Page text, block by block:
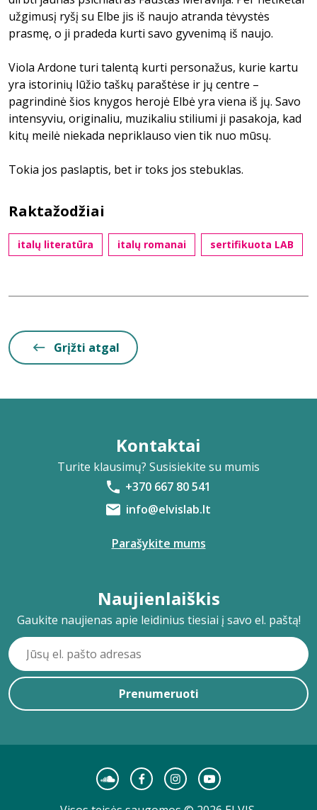
užgimusį ryšį su Elbe jis iš naujo atranda tėvystės
prasmę, o ji pradeda kurti savo gyvenimą iš naujo.
Viola Ardone turi talentą kurti personažus, kurie kartu
yra istorinių lūžio taškų paraštėse ir jų centre –
pagrindinė šios knygos herojė Elbė yra viena iš jų. Savo
intensyviu, originaliu, muzikaliu stiliumi ji pasakoja, kad
kitų meilė niekada nepriklauso vien tik nuo mūsų.
Tokia jos paslaptis, bet ir toks jos stebuklas.
Raktažodžiai
italų literatūra italų romanai sertifikuota LAB
Grįžti atgal
Kontaktai
Turite klausimų? Susisiekite su mumis
+370 667 80 541
info@elvislab.lt
Parašykite mums
Naujienlaiškis
Gaukite naujienas apie leidinius tiesiai į savo el. paštą!
Prenumeruoti